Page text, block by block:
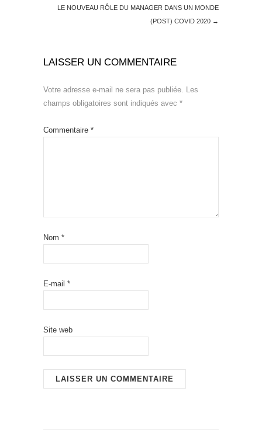
LE NOUVEAU RÔLE DU MANAGER DANS UN MONDE
(POST) COVID 2020 →
LAISSER UN COMMENTAIRE
Votre adresse e-mail ne sera pas publiée. Les
champs obligatoires sont indiqués avec *
Commentaire *
Nom *
E-mail *
Site web